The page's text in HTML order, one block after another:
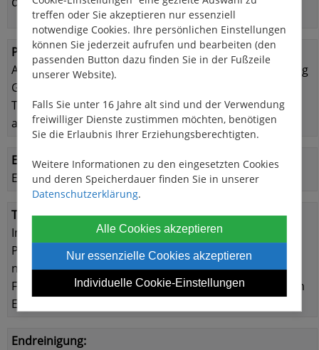
treffen oder Sie akzeptieren nur essenziell
notwendige Cookies. Ihre persönlichen Einstellungen
können Sie jederzeit aufrufen und bearbeiten (den
passenden Button dazu finden Sie in der Fußzeile
unserer Website).
Falls Sie unter 16 Jahre alt sind und der Verwendung
freiwilliger Dienste zustimmen möchten, benötigen
Sie die Erlaubnis Ihrer Erziehungsberechtigten.
Weitere Informationen zu den eingesetzten Cookies
und deren Speicherdauer finden Sie in unserer
Datenschutzerklärung.
Alle Cookies akzeptieren
Nur essenzielle Cookies akzeptieren
Individuelle Cookie-Einstellungen
Parken:
Abgeschlossene Parkplatz : € 35,00/Woche bei Buchung
Garage: € 45,00/Woche bei Buchung
Teilweise sind auch öffentliche/kostenlose Parkplätze
an der Basis vorhanden
Einwegfahrten:
Einwegzuschlag: € 180,00/zahlbar vor Ort
Transfer:
Im Falle einer Einwegfahrt :
PKW-Transfer: zwischen € 110,00 und € 330,00/PKW/je
nach Strecke
Fragen Sie uns für den genauen Tarif der gewünschten
Einwegstrecke!!
Endreinigung: